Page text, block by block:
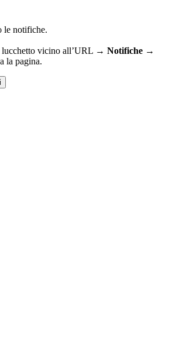
le notifiche.
lucchetto vicino all’URL → Notifiche →
la pagina.